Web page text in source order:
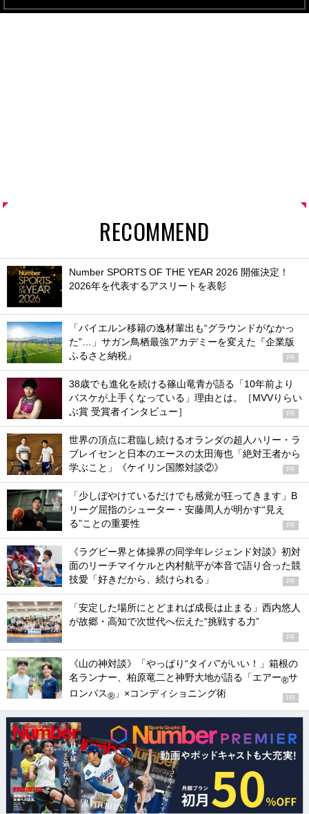
RECOMMEND
Number SPORTS OF THE YEAR 2026 開催決定！
2026年を代表するアスリートを表彰
「バイエルン移籍の逸材輩出も“グラウンドがなかっ
た”…」サガン鳥栖最強アカデミーを変えた『企業版
ふるさと納税』
PR
38歳でも進化を続ける篠山竜青が語る「10年前より
バスケが上手くなっている」理由とは。［MVVりらい
ぶ賞 受賞者インタビュー］
PR
世界の頂点に君臨し続けるオランダの超人ハリー・ラ
ブレイセンと日本のエースの太田海也「絶対王者から
学ぶこと」《ケイリン国際対談②》
PR
「少しぼやけているだけでも感覚が狂ってきます」B
リーグ屈指のシューター・安藤周人が明かす“見え
る”ことの重要性
PR
《ラグビー界と体操界の同学年レジェンド対談》初対
面のリーチマイケルと内村航平が本音で語り合った競
技愛「好きだから、続けられる」
PR
「安定した場所にとどまれば成長は止まる」西内悠人
が故郷・高知で次世代へ伝えた“挑戦する力”
PR
《山の神対談》「やっぱり“タイパ”がいい！」箱根の
名ランナー、柏原竜二と神野大地が語る「エアー®サ
ロンパス® 」×コンディショニング術 PR